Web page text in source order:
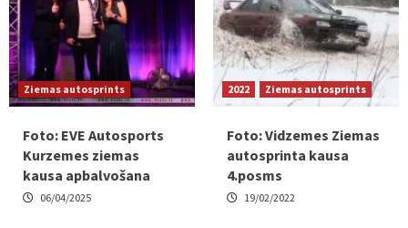
Ziemas autosprints
Foto: EVE Autosports
Kurzemes ziemas
kausa apbalvošana
06/04/2025
2022 Ziemas autosprints
Foto: Vidzemes Ziemas
autosprinta kausa
4.posms
19/02/2022